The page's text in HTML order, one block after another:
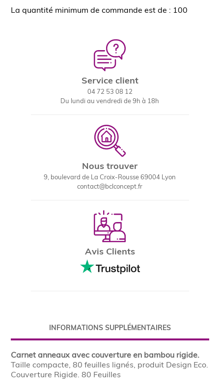
La quantité minimum de commande est de : 100
Service client
04 72 53 08 12
Du lundi au vendredi de 9h à 18h
Nous trouver
9, boulevard de La Croix-Rousse 69004 Lyon
contact@bclconcept.fr
Avis Clients
INFORMATIONS SUPPLÉMENTAIRES
Carnet anneaux avec couverture en bambou rigide.
Taille compacte, 80 feuilles lignés, produit Design Eco.
Couverture Rigide. 80 Feuilles